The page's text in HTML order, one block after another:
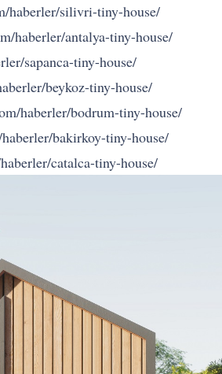
haberler/silivri-tiny-house/
haberler/antalya-tiny-house/
sapanca-tiny-house/
beykoz-tiny-house/
haberler/bodrum-tiny-house/
bakirkoy-tiny-house/
catalca-tiny-house/